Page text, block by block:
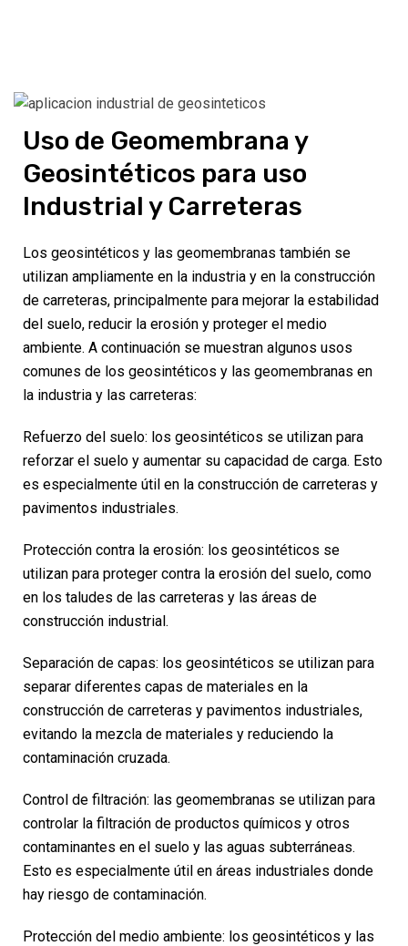
Uso de Geomembrana y
Geosintéticos para uso
Industrial y Carreteras
Los geosintéticos y las geomembranas también se
utilizan ampliamente en la industria y en la construcción
de carreteras, principalmente para mejorar la estabilidad
del suelo, reducir la erosión y proteger el medio
ambiente. A continuación se muestran algunos usos
comunes de los geosintéticos y las geomembranas en
la industria y las carreteras:
Refuerzo del suelo: los geosintéticos se utilizan para
reforzar el suelo y aumentar su capacidad de carga. Esto
es especialmente útil en la construcción de carreteras y
pavimentos industriales.
Protección contra la erosión: los geosintéticos se
utilizan para proteger contra la erosión del suelo, como
en los taludes de las carreteras y las áreas de
construcción industrial.
Separación de capas: los geosintéticos se utilizan para
separar diferentes capas de materiales en la
construcción de carreteras y pavimentos industriales,
evitando la mezcla de materiales y reduciendo la
contaminación cruzada.
Control de filtración: las geomembranas se utilizan para
controlar la filtración de productos químicos y otros
contaminantes en el suelo y las aguas subterráneas.
Esto es especialmente útil en áreas industriales donde
hay riesgo de contaminación.
Protección del medio ambiente: los geosintéticos y las